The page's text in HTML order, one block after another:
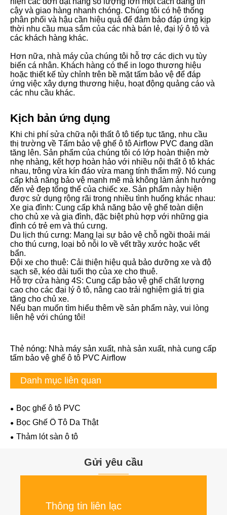
cậy và giao hàng nhanh chóng. Chúng tôi có hệ thống
phân phối và hậu cần hiệu quả để đảm bảo đáp ứng kịp
thời nhu cầu mua sắm của các nhà bán lẻ, đại lý ô tô và
các khách hàng khác.
Hơn nữa, nhà máy của chúng tôi hỗ trợ các dịch vụ tùy
biến cá nhân. Khách hàng có thể in logo thương hiệu
hoặc thiết kế tùy chỉnh trên bề mặt tấm bảo vệ để đáp
ứng việc xây dựng thương hiệu, hoạt động quảng cáo và
các nhu cầu khác.
Kịch bản ứng dụng
Khi chi phí sửa chữa nội thất ô tô tiếp tục tăng, nhu cầu
thị trường về Tấm bảo vệ ghế ô tô Airflow PVC đang dần
tăng lên. Sản phẩm của chúng tôi có lớp hoàn thiện mờ
nhẹ nhàng, kết hợp hoàn hảo với nhiều nội thất ô tô khác
nhau, trông vừa kín đáo vừa mang tính thẩm mỹ. Nó cung
cấp khả năng bảo vệ mạnh mẽ mà không làm ảnh hưởng
đến vẻ đẹp tổng thể của chiếc xe. Sản phẩm này hiện
được sử dụng rộng rãi trong nhiều tình huống khác nhau:
Xe gia đình: Cung cấp khả năng bảo vệ ghế toàn diện
cho chủ xe và gia đình, đặc biệt phù hợp với những gia
đình có trẻ em và thú cưng.
Du lịch thú cưng: Mang lại sự bảo vệ chỗ ngồi thoải mái
cho thú cưng, loại bỏ nỗi lo về vết trầy xước hoặc vết
bẩn.
Đội xe cho thuê: Cải thiện hiệu quả bảo dưỡng xe và độ
sạch sẽ, kéo dài tuổi thọ của xe cho thuê.
Hỗ trợ cửa hàng 4S: Cung cấp bảo vệ ghế chất lượng
cao cho các đại lý ô tô, nâng cao trải nghiệm giá trị gia
tăng cho chủ xe.
Nếu bạn muốn tìm hiểu thêm về sản phẩm này, vui lòng
liên hệ với chúng tôi!
Thẻ nóng: Nhà máy sản xuất, nhà sản xuất, nhà cung cấp
tấm bảo vệ ghế ô tô PVC Airflow
Danh mục liên quan
Bọc ghế ô tô PVC
Bọc Ghế Ô Tô Da Thật
Thảm lót sàn ô tô
Gửi yêu cầu
Thông tin liên lạc